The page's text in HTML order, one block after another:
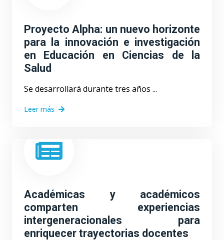
Proyecto Alpha: un nuevo horizonte
para la innovación e investigación
en Educación en Ciencias de la
Salud
Se desarrollará durante tres años ...
Leer más
Académicas y académicos
comparten experiencias
intergeneracionales para
enriquecer trayectorias docentes